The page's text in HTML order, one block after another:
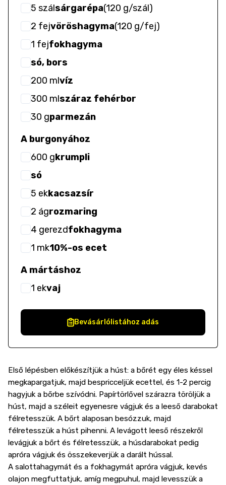
5 szálsárgarépa(120 g/szál)
2 fejvöröshagyma(120 g/fej)
1 fejfokhagyma
só, bors
200 mlvíz
300 mlszáraz fehérbor
30 gparmezán
A burgonyához
600 gkrumpli
só
5 ekkacsazsír
2 ágrozmaring
4 gerezdfokhagyma
1 mk10%-os ecet
A mártáshoz
1 ekvaj
Bevásárlólistához adás
Első lépésben előkészítjük a húst: a bőrét egy éles késsel
megkapargatjuk, majd bespricceljük ecettel, és 1-2 percig
hagyjuk a bőrbe szívódni. Papírtörlővel szárazra töröljük a
húst, majd a széleit egyenesre vágjuk és a leeső darabokat
félretesszük. A bőrt alaposan besózzuk, majd
félretesszük a húst pihenni. A levágott leeső részekről
levágjuk a bőrt és félretesszük, a húsdarabokat pedig
apróra vágjuk és összekeverjük a darált hússal.
A salottahagymát és a fokhagymát apróra vágjuk, kevés
olajon megfuttatjuk, amíg megpuhul, majd levesszük a